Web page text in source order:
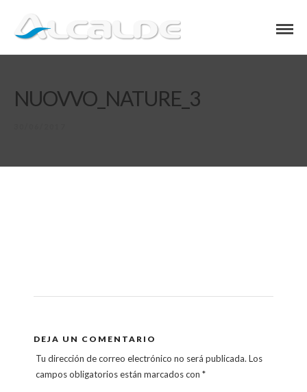
NUOVVO_NATURE_3
DEJA UN COMENTARIO
Tu dirección de correo electrónico no será publicada. Los
campos obligatorios están marcados con*